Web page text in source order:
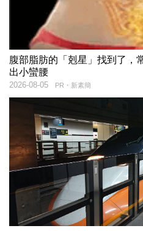
腹部脂肪的「剋星」找到了，
出小蠻腰
PR・新素簡
2026-08-05